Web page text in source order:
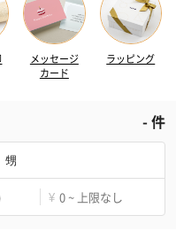
メッセージ
カード
ラッピング
-件
甥
¥ 0 ~ 上限なし